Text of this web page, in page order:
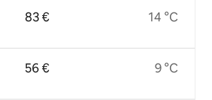
83 €
56 €
14 °C
9 °C